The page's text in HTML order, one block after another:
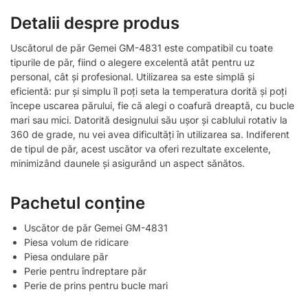
Detalii despre produs
Uscătorul de păr Gemei GM-4831 este compatibil cu toate
tipurile de păr, fiind o alegere excelentă atât pentru uz
personal, cât și profesional. Utilizarea sa este simplă și
eficientă: pur și simplu îl poți seta la temperatura dorită și poți
începe uscarea părului, fie că alegi o coafură dreaptă, cu bucle
mari sau mici. Datorită designului său ușor și cablului rotativ la
360 de grade, nu vei avea dificultăți în utilizarea sa. Indiferent
de tipul de păr, acest uscător va oferi rezultate excelente,
minimizând daunele și asigurând un aspect sănătos.
Pachetul conține
Uscător de păr Gemei GM-4831
Piesa volum de ridicare
Piesa ondulare păr
Perie pentru îndreptare păr
Perie de prins pentru bucle mari